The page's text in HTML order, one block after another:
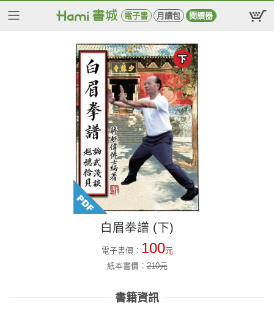
電子書 月讀包 閱讀器
白眉拳譜 (下)
電子書價： 100元
紙本書價：210元
書籍資訊